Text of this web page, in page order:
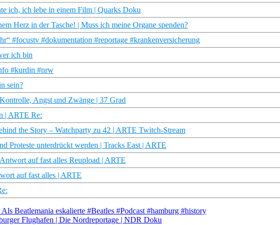
ich, ich lebe in einem Film | Quarks Doku
Herz in der Tasche! | Muss ich meine Organe spenden?
#focustv #dokumentation #reportage #krankenversicherung
ich bin
#kurdin #nrw
sein?
Angst und Zwänge | 37 Grad
| ARTE Re:
the Story – Watchparty zu 42 | ARTE Twitch-Stream
Proteste unterdrückt werden | Tracks East | ARTE
auf fast alles Reupload | ARTE
auf fast alles | ARTE
Beatlemania eskalierte #Beatles #Podcast #hamburg #history
Flughafen | Die Nordreportage | NDR Doku